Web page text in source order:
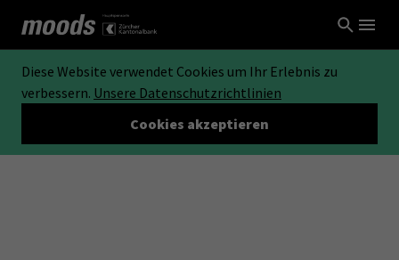
Diese Website verwendet Cookies um Ihr Erlebnis zu
verbessern. Unsere Datenschutzrichtlinien
Cookies akzeptieren